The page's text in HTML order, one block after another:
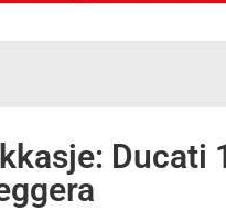
Ducati